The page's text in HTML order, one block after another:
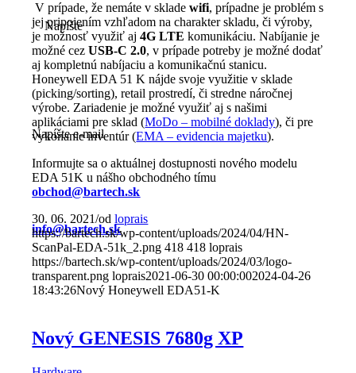
Napíšte e-mail
info@bartech.sk
V prípade, že nemáte v sklade wifi, prípadne je problém s
jej pripojením vzhľadom na charakter skladu, či výroby,
je možnosť využiť aj4G LTE komunikáciu. Nabíjanie je
možné cezUSB-C 2.0, v prípade potreby je možné dodať
aj kompletnú nabíjaciu a komunikačnú stanicu.
Honeywell EDA 51 K nájde svoje využitie v sklade
(picking/sorting), retail prostredí, či stredne náročnej
výrobe. Zariadenie je možné využiť aj s našimi
aplikáciami pre sklad (MoDo – mobilné doklady), či pre
vykonanie inventúr (EMA – evidencia majetku).
Informujte sa o aktuálnej dostupnosti nového modelu
EDA 51K u nášho obchodného tímu
obchod@bartech.sk
30. 06. 2021/odloprais
https://bartech.sk/wp-content/uploads/2024/04/HN-
ScanPal-EDA-51k_2.png 418 418 loprais
https://bartech.sk/wp-content/uploads/2024/03/logo-
transparent.png loprais2021-06-30 00:00:002024-04-26
18:43:26Nový Honeywell EDA51-K
Nový GENESIS 7680g XP